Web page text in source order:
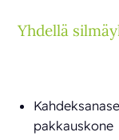
Yhdellä
pakkauskone